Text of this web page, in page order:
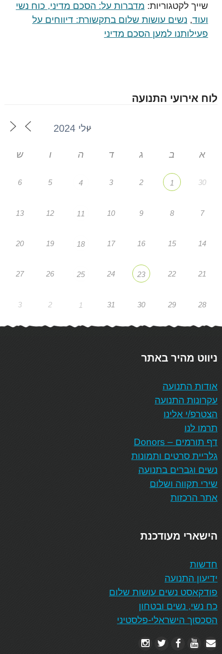
שייך לקטגוריות: מדברות על: הסכם מדיני, כוח נשי
ועוד, נשים עושות שלום בתקשורת: דיווחים על
פעילותנו למען הסכם מדיני
לוח אירועי התנועה
א ב ג ד ה ו ש
30
1
2
3
4
5
6
7
8
9
10
11
12
13
14
15
16
17
18
19
20
21
22
23
24
25
26
27
28
29
30
31
1
2
3
ניווט מהיר באתר
אודות התנועה
עקרונות התנועה
הצטרפ/י אלינו
תרמו לנו
דף תורמים – Donors
גלריית סרטים ותמונות
נשים וגברים בתנועה
שירי תקווה ושלום
אתר הרכזות
הישארי מעודכנת
חדשות
ידיעון התנועה
פודקאסט נשים עושות שלום
כח נשי, נשים ובטחון
הסכסוך הישראלי-פלסטיני